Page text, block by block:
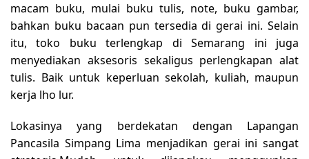
macam buku, mulai buku tulis, note, buku gambar,
bahkan buku bacaan pun tersedia di gerai ini. Selain
itu, toko buku terlengkap di Semarang ini juga
menyediakan aksesoris sekaligus perlengkapan alat
tulis. Baik untuk keperluan sekolah, kuliah, maupun
kerja lho lur.
Lokasinya yang berdekatan dengan Lapangan
Pancasila Simpang Lima menjadikan gerai ini sangat